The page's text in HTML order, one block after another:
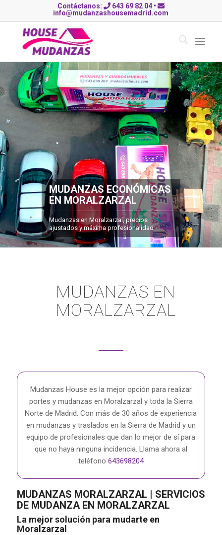
Contáctanos: 643 69 82 04•
info@mudanzashousemadrid.com
MUDANZAS ECONÓMICAS
EN MORALZARZAL
Mudanzas en Moralzarzal, precios
ajustados y máxima profesionalidad
MUDANZAS EN
MORALZARZAL
Mudanzas House es la mejor opción para realizar
portes y mudanzas en Moralzarzal y toda la Sierra
Norte de Madrid. Con más de 30 años de experiencia
en mudanzas y traslados en la Sierra de Madrid y un
equipo de profesionales que dan lo mejor de sí para
que no haya ninguna incidencia. Llama ahora al
teléfono 643698204
MUDANZAS MORALZARZAL | SERVICIOS
DE MUDANZA EN MORALZARZAL
La mejor solución para mudarte en
Moralzarzal